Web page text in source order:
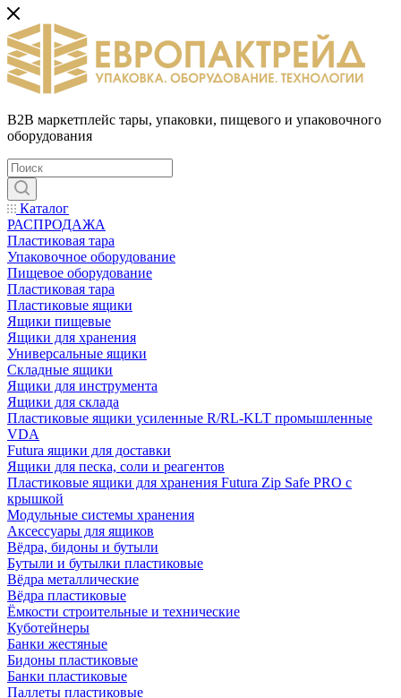
B2B маркетплейс тары, упаковки, пищевого и упаковочного
оборудования
Каталог
РАСПРОДАЖА
Пластиковая тара
Упаковочное оборудование
Пищевое оборудование
Пластиковая тара
Пластиковые ящики
Ящики пищевые
Ящики для хранения
Универсальные ящики
Складные ящики
Ящики для инструмента
Ящики для склада
Пластиковые ящики усиленные R/RL-KLT промышленные
VDA
Futura ящики для доставки
Ящики для песка, соли и реагентов
Пластиковые ящики для хранения Futura Zip Safe PRO с
крышкой
Модульные системы хранения
Аксессуары для ящиков
Вёдра, бидоны и бутыли
Бутыли и бутылки пластиковые
Вёдра металлические
Вёдра пластиковые
Ёмкости строительные и технические
Куботейнеры
Банки жестяные
Бидоны пластиковые
Банки пластиковые
Паллеты пластиковые